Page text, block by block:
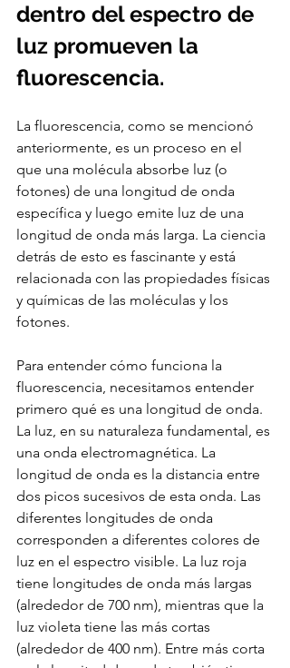
dentro del espectro de
luz promueven la
fluorescencia.
La fluorescencia, como se mencionó
anteriormente, es un proceso en el
que una molécula absorbe luz (o
fotones) de una longitud de onda
específica y luego emite luz de una
longitud de onda más larga. La ciencia
detrás de esto es fascinante y está
relacionada con las propiedades físicas
y químicas de las moléculas y los
fotones.
Para entender cómo funciona la
fluorescencia, necesitamos entender
primero qué es una longitud de onda.
La luz, en su naturaleza fundamental, es
una onda electromagnética. La
longitud de onda es la distancia entre
dos picos sucesivos de esta onda. Las
diferentes longitudes de onda
corresponden a diferentes colores de
luz en el espectro visible. La luz roja
tiene longitudes de onda más largas
(alrededor de 700 nm), mientras que la
luz violeta tiene las más cortas
(alrededor de 400 nm). Entre más corta